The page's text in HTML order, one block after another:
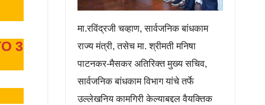
3
मा.रविंद्रजी चव्हाण, सार्वजनिक बांधकाम
राज्य मंत्री, तसेच मा. श्रीमती मनिषा
पाटनकर-मैसकर अतिरिक्त मुख्य सचिव,
सार्वजनिक बांधकाम विभाग यांचे तर्फे
उल्लेखनिय कामगिरी केल्याबद्दल वैयक्तिक